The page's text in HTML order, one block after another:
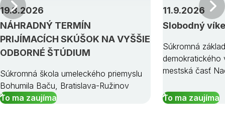
NÁHRADNÝ TERMÍN
PRIJÍMACÍCH SKÚŠOK NA VYŠŠIE
ODBORNÉ ŠTÚDIUM
19.8.2026
Súkromná škola umeleckého priemyslu
Bohumila Baču, Bratislava-Ružinov
To ma zaujíma
Slobodný
11.9.2026
Súkromná
demokratického
mestská časť
To ma zaujíma
Predchádzajúci